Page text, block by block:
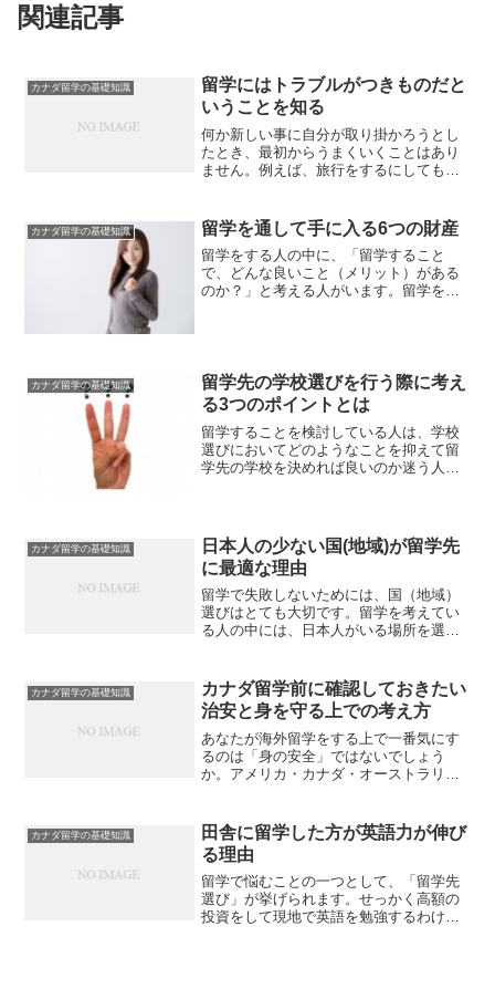
関連記事
カナダ留学の基礎知識
留学にはトラブルがつきものだと
いうことを知る
何か新しい事に自分が取り掛かろうとし
たとき、最初からうまくいくことはあり
ません。例えば、旅行をするにしても計
です。例えば、留学先に向かうとき、予
期せぬ車の渋滞、天候の乱...
カナダ留学の基礎知識 留学を通して手に入る6つの財産
留学をする人の中に、「留学すること
で、どんな良いこと（メリット）がある
のか？」と考える人がいます。留学をす
カナダ留学の基礎知識
留学先の学校選びを行う際に考え
る3つのポイントとは
留学することを検討している人は、学校
選びにおいてどのようなことを抑えて留
学先の学校を決めれば良いのか迷う人が
因の一つでしょう。実は、...
カナダ留学の基礎知識
日本人の少ない国(地域)が留学先
に最適な理由
留学で失敗しないためには、国（地域）
選びはとても大切です。留学を考えてい
る人の中には、日本人がいる場所を選べ
う。結論を言えば、日本人が少ない地域
を選ぶことです。私は留学を...
カナダ留学の基礎知識
カナダ留学前に確認しておきたい
治安と身を守る上での考え方
あなたが海外留学をする上で一番気にす
るのは「身の安全」ではないでしょう
か。アメリカ・カナダ・オーストラリア
身は自分で守らなければいけません。特
にアメリカの大都市は、治安...
カナダ留学の基礎知識
田舎に留学した方が英語力が伸び
る理由
留学で悩むことの一つとして、「留学先
選び」が挙げられます。せっかく高額の
投資をして現地で英語を勉強するわけで